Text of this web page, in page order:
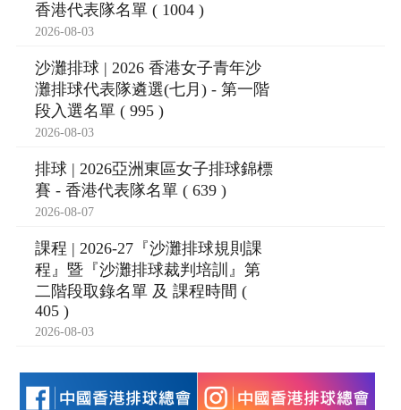
香港代表隊名單 ( 1004 )
2026-08-03
沙灘排球 | 2026 香港女子青年沙
灘排球代表隊遴選(七月) - 第一階
段入選名單 ( 995 )
2026-08-03
排球 | 2026亞洲東區女子排球錦標
賽 - 香港代表隊名單 ( 639 )
2026-08-07
課程 | 2026-27『沙灘排球規則課
程』暨『沙灘排球裁判培訓』第
二階段取錄名單 及 課程時間 (
405 )
2026-08-03